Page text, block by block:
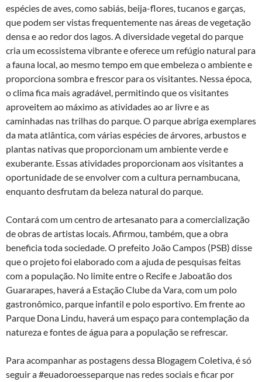
espécies de aves, como sabiás, beija-flores, tucanos e garças,
que podem ser vistas frequentemente nas áreas de vegetação
densa e ao redor dos lagos. A diversidade vegetal do parque
cria um ecossistema vibrante e oferece um refúgio natural para
a fauna local, ao mesmo tempo em que embeleza o ambiente e
proporciona sombra e frescor para os visitantes. Nessa época,
o clima fica mais agradável, permitindo que os visitantes
aproveitem ao máximo as atividades ao ar livre e as
caminhadas nas trilhas do parque. O parque abriga exemplares
da mata atlântica, com várias espécies de árvores, arbustos e
plantas nativas que proporcionam um ambiente verde e
exuberante. Essas atividades proporcionam aos visitantes a
oportunidade de se envolver com a cultura pernambucana,
enquanto desfrutam da beleza natural do parque.
Contará com um centro de artesanato para a comercialização
de obras de artistas locais. Afirmou, também, que a obra
beneficia toda sociedade. O prefeito João Campos (PSB) disse
que o projeto foi elaborado com a ajuda de pesquisas feitas
com a população. No limite entre o Recife e Jaboatão dos
Guararapes, haverá a Estação Clube da Vara, com um polo
gastronômico, parque infantil e polo esportivo. Em frente ao
Parque Dona Lindu, haverá um espaço para contemplação da
natureza e fontes de água para a população se refrescar.
Para acompanhar as postagens dessa Blogagem Coletiva, é só
seguir a #euadoroesseparque nas redes sociais e ficar por